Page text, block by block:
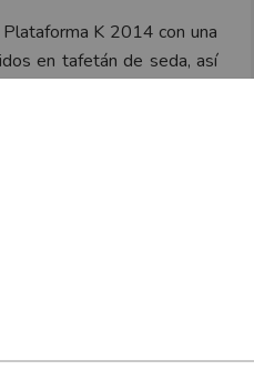
K 2014 con una
en tafetán de seda, así
de flores y rayas y los
de esta propuesta
y grafías distintas de
al frente y hubo un juego
sino también en los
cargadas de energía
espíritu latino capaz de
fuerza del color.